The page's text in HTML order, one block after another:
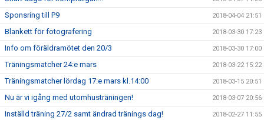
Sponsring till P9 2018-04-04 21:51
Blankett för fotografering 2018-03-30 17:23
Info om föräldramötet den 20/3 2018-03-30 17:00
Träningsmatcher 24:e mars 2018-03-22 15:22
Träningsmatcher lördag 17:e mars kl.14:00 2018-03-15 20:51
Nu är vi igång med utomhusträningen! 2018-03-07 20:56
Inställd träning 27/2 samt ändrad tränings dag! 2018-02-27 11:55